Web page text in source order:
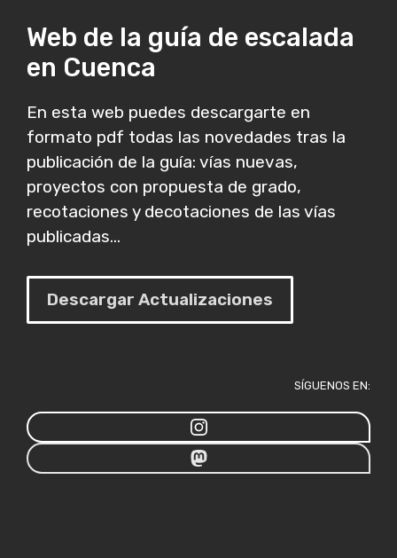
Web de la guía de escalada
en Cuenca
En esta web puedes descargarte en
formato pdf todas las novedades tras la
publicación de la guía: vías nuevas,
proyectos con propuesta de grado,
recotaciones y decotaciones de las vías
publicadas...
Descargar Actualizaciones
SÍGUENOS EN: